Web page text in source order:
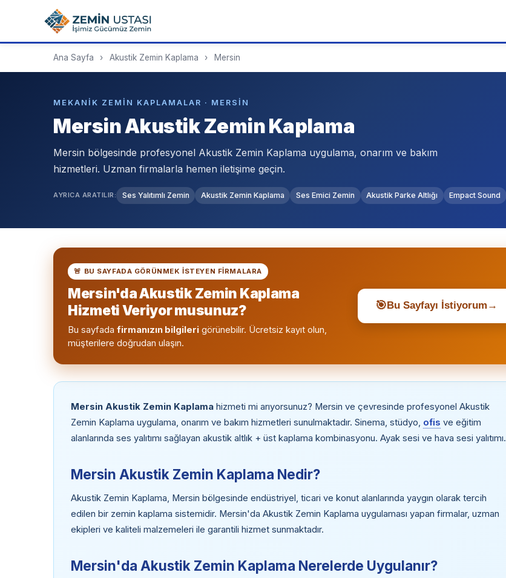
Ana Sayfa › Akustik Zemin Kaplama › Mersin
MEKANIK ZEMIN KAPLAMALAR · MERSIN
Mersin Akustik Zemin Kaplama
Mersin bölgesinde profesyonel Akustik Zemin Kaplama uygulama, onarım ve bakım
hizmetleri. Uzman firmalarla hemen iletişime geçin.
AYRICA ARATILIR: Ses Yalıtımlı Zemin Akustik Zemin Kaplama Ses Emici Zemin Akustik Parke Altlığı Empact Sound
🚨 BU SAYFADA GÖRÜNMEK ISTEYEN FIRMALARA
Mersin'da Akustik Zemin Kaplama
Hizmeti Veriyor musunuz?
Bu sayfada firmanızın bilgileri görünebilir. Ücretsiz kayıt olun,
müşterilere doğrudan ulaşın.
🎯 Bu Sayfayı İstiyorum →
Mersin Akustik Zemin Kaplama hizmeti mi arıyorsunuz? Mersin ve çevresinde profesyonel Akustik
Zemin Kaplama uygulama, onarım ve bakım hizmetleri sunulmaktadır. Sinema, stüdyo, ofis ve eğitim
alanlarında ses yalıtımı sağlayan akustik altlık + üst kaplama kombinasyonu. Ayak sesi ve hava sesi yalıtımı.
Mersin Akustik Zemin Kaplama Nedir?
Akustik Zemin Kaplama, Mersin bölgesinde endüstriyel, ticari ve konut alanlarında yaygın olarak tercih
edilen bir zemin kaplama sistemidir. Mersin'da Akustik Zemin Kaplama uygulaması yapan firmalar, uzman
ekipleri ve kaliteli malzemeleri ile garantili hizmet sunmaktadır.
Mersin'da Akustik Zemin Kaplama Nerelerde Uygulanır?